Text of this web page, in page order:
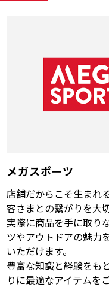
メガスポーツ
店舗だからこそ生まれ
客さまとの繋がりを大
実際に商品を手に取り
ツやアウトドアの魅力
いただけます。
豊富な知識と経験をも
りに最適なアイテムを